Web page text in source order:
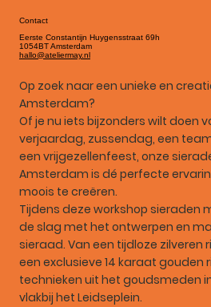
Contact
Eerste Constantijn Huygensstraat 69h
1054BT Amsterdam
hallo@ateliermay.nl
Op zoek naar een unieke en
Amsterdam?
Of je nu iets bijzonders wilt doen
verjaardag, zussendag, een
een vrijgezellenfeest, onze
Amsterdam is dé perfecte
moois te creëren.
Tijdens deze workshop sieraden
de slag met het ontwerpen en
sieraad. Van een tijdloze zilveren
een exclusieve 14 karaat gouden
technieken uit het goudsmeden
vlakbij het Leidseplein.